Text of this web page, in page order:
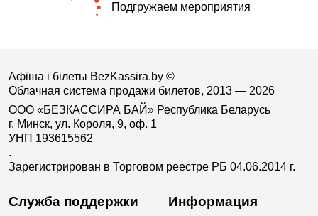
Подгружаем мероприятия
Афіша і білеты BezKassira.by ©
Облачная система продажи билетов, 2013 — 2026
ООО «БЕЗКАССИРА БАЙ» Республика Беларусь
г. Минск, ул. Короля, 9, оф. 1
УНП 193615562
.
Зарегистрирован в Торговом реестре РБ 04.06.2014 г.
Служба поддержки Информация